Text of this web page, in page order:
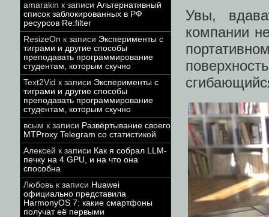
amarakin к записи Альтернативный
список заблокированных в РФ
ресурсов Re:filter
ResizeOn к записи Эксперименты с
тиграми и другие способы
преподавать программирование
студентам, которым скучно
Text2Vid к записи Эксперименты с
тиграми и другие способы
преподавать программирование
студентам, которым скучно
всым к записи Развёртывание своего
MTProxy Telegram со статистикой
Алексей к записи Как я собрал LLM-
печку на 4 GPU, и на что она
способна
Любовь к записи Huawei
официально представила
HarmonyOS 7: какие смартфоны
получат её первыми
Увы,
компании